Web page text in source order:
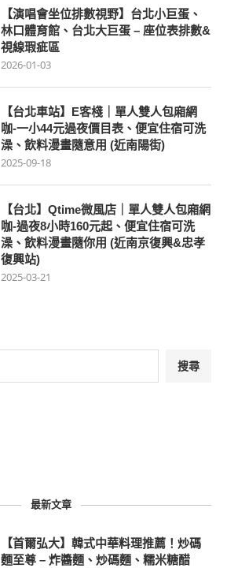
【演唱會坐位排數視野】台北小巨蛋、
林口體育館、台北大巨蛋 – 座位表排數&
視線瑕疵區
2026-01-03
【台北車站】E客棧｜單人雙人包廂網
咖-一小44元過夜價目表、便宜住宿可洗
澡、飲料漫畫隨意用 (近南陽街)
2025-09-18
【台北】Qtime微風店｜單人雙人包廂網
咖-過夜8小時160元起、便宜住宿可洗
澡、飲料漫畫隨你用 (近南京復興&忠孝
復興站)
2025-03-21
搜尋
最新文章
【首爾弘大】韓式中華料理推薦！炒碼
麵至尊 – 炸醬麵、炒碼麵、糯米糖醋